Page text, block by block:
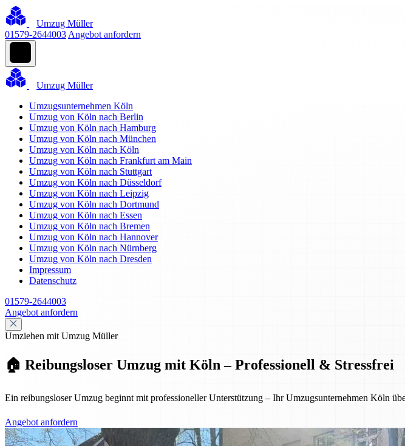
Umzug Müller
01579-2644003 Angebot anfordern
Umzug Müller
Umzugsunternehmen Köln
Umzug von Köln nach Berlin
Umzug von Köln nach Hamburg
Umzug von Köln nach München
Umzug von Köln nach Köln
Umzug von Köln nach Frankfurt am Main
Umzug von Köln nach Stuttgart
Umzug von Köln nach Düsseldorf
Umzug von Köln nach Leipzig
Umzug von Köln nach Dortmund
Umzug von Köln nach Essen
Umzug von Köln nach Bremen
Umzug von Köln nach Hannover
Umzug von Köln nach Nürnberg
Umzug von Köln nach Dresden
Impressum
Datenschutz
01579-2644003
Angebot anfordern
Umziehen mit Umzug Müller
🏠 Reibungsloser Umzug mit Köln – Professionell & Stressfrei
Ein reibungsloser Umzug beginnt mit professioneller Unterstützung – Ihr Umzugsunternehmen Köln
Angebot anfordern